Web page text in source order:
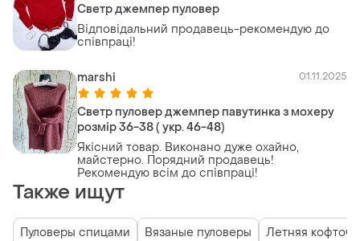
Светр джемпер пуловер
Відповідальний продавець-рекомендую до
співпраці!
marshi 01.11.2025
Светр пуловер джемпер павутинка з мохеру
розмір 36-38 ( укр. 46-48)
Якісний товар. Виконано дуже охайно,
майстерно. Порядний продавець!
Рекомендую всім до співпраці!
Также ищут
Пуловеры спицами Вязаные пуловеры Летняя